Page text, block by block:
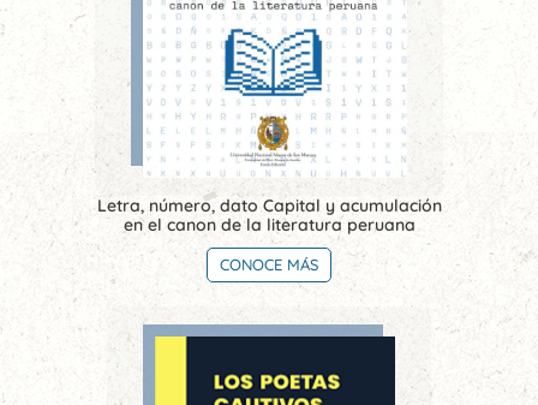
Letra, número, dato Capital y acumulación
en el canon de la literatura peruana
CONOCE MÁS